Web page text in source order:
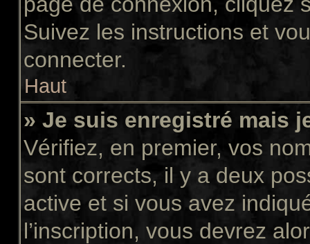
Suivez les instructions et
connecter.
Haut
» Je suis enregistré mais
Vérifiez, en premier, vos
sont corrects, il y a deux
active et si vous avez
l’inscription, vous devrez